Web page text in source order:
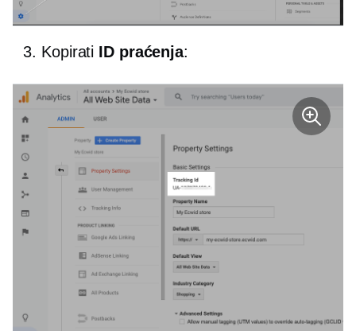
Kopirati ID praćenja: